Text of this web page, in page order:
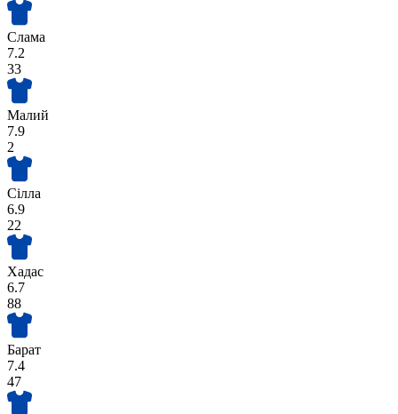
Слама
7.2
33
Малий
7.9
2
Сілла
6.9
22
Хадас
6.7
88
Барат
7.4
47